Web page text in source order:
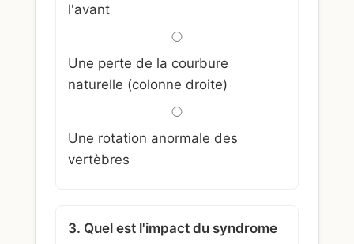
l'avant
Une perte de la courbure
naturelle (colonne droite)
Une rotation anormale des
vertèbres
3. Quel est l'impact du syndrome